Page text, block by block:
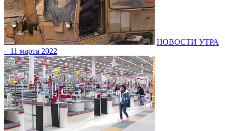
НОВОСТИ УТРА
– 11 марта 2022